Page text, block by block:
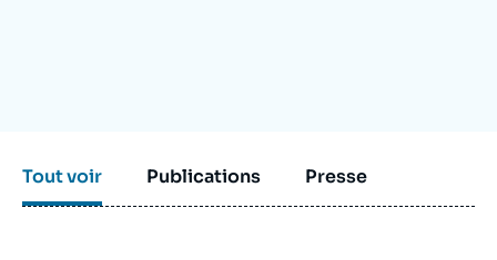
Tout voir Publications Presse